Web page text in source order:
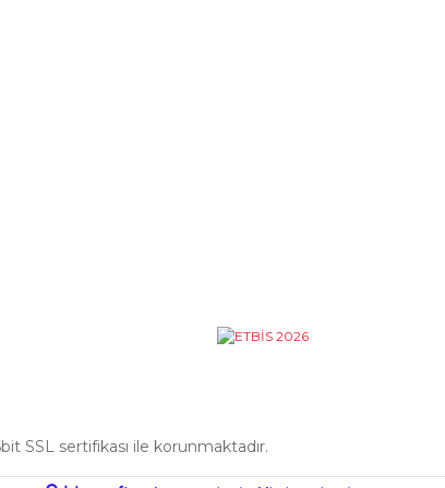
SSL sertifikası ile korunmaktadır.